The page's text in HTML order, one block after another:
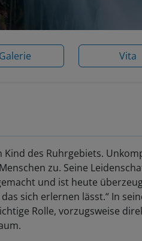
Galerie Vita
Kind des Ruhrgebiets.
zu. Seine
und ist heute
das sich erlernen lässt.“ In
Rolle, vorzugsweise